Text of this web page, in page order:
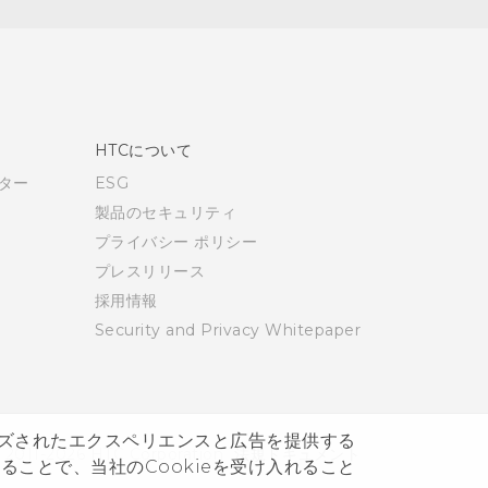
されたエクスペリエンスと広告を提供する
ことで、当社のCookieを受け入れること
ー
HTCについて
ESG
製品のセキュリティ
プライバシー ポリシー
プレスリリース
採用情報
Security and Privacy Whitepaper
2026 HTC Corporation 法規ドキュメント